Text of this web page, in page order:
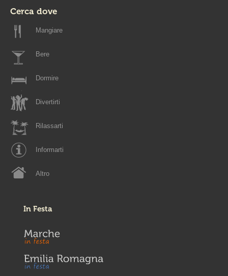
Cerca dove
Mangiare
Bere
Dormire
Divertirti
Rilassarti
Informarti
Altro
In Festa